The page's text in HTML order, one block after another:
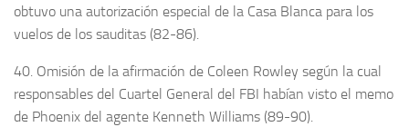
obtuvo una autorización especial de la Casa Blanca para los
vuelos de los sauditas (82-86).
40. Omisión de la afirmación de Coleen Rowley según la cual
responsables del Cuartel General del FBI habían visto el memo
de Phoenix del agente Kenneth Williams (89-90).